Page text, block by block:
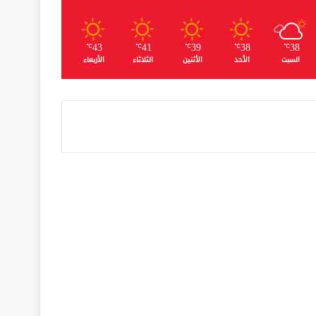
38
℃
السبت
38
℃
الأحد
39
℃
الأثنين
41
℃
الثلاثاء
43
℃
الأربعاء